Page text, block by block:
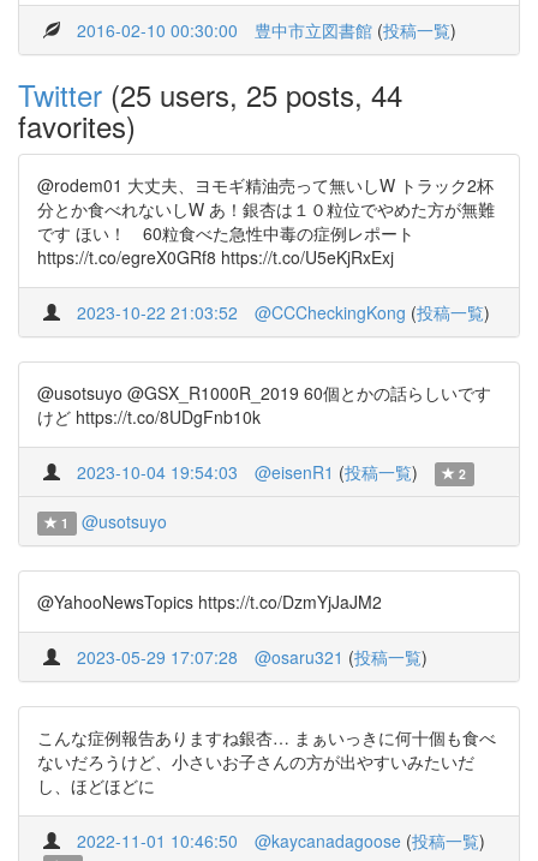
2016-02-10 00:30:00 豊中市立図書館 (投稿一覧)
Twitter (25 users, 25 posts, 44
favorites)
@rodem01 大丈夫、ヨモギ精油売って無いしW トラック2杯
分とか食べれないしW あ！銀杏は１０粒位でやめた方が無難
です ほい！ 60粒食べた急性中毒の症例レポート
https://t.co/egreX0GRf8 https://t.co/U5eKjRxExj
2023-10-22 21:03:52 @CCCheckingKong (投稿一覧)
@usotsuyo @GSX_R1000R_2019 60個とかの話らしいです
けど https://t.co/8UDgFnb10k
2023-10-04 19:54:03 @eisenR1 (投稿一覧) 2
1 @usotsuyo
@YahooNewsTopics https://t.co/DzmYjJaJM2
2023-05-29 17:07:28 @osaru321 (投稿一覧)
こんな症例報告ありますね銀杏… まぁいっきに何十個も食べ
ないだろうけど、小さいお子さんの方が出やすいみたいだ
し、ほどほどに
2022-11-01 10:46:50 @kaycanadagoose (投稿一覧)